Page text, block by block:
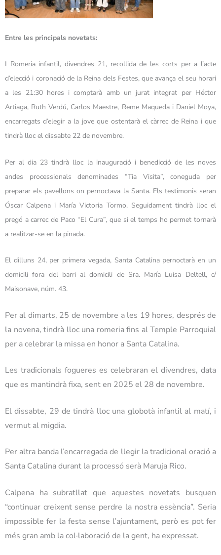
Entre les principals novetats:
I Romeria infantil, divendres 21, recollida de les corts per a l’acte
d’elecció i coronació de la Reina dels Festes, que avança el seu horari
a les 21:30 hores i comptarà amb un jurat integrat per Héctor
Artiaga, Ruth Verdú, Carlos Maestre, Reme Maqueda i Daniel Moya,
encarregats d’elegir a la jove que ostentarà el càrrec de Reina i que
tindrà lloc el dissabte 22 de novembre.
Per al dia 23 tindrà lloc la inauguració i benedicció de les noves
andes processionals denominades “Tia Visita”, coneguda per
preparar els pavellons on pernoctava la Santa. Els testimonis seran
Óscar Calpena i María Victoria Tormo. Seguidament tindrà lloc el
pregó a carrec de Paco “El Cura”, que si el temps ho permet tornarà
a realitzar-se en la pinada.
El dilluns 24, per primera vegada, Santa Catalina pernoctarà en un
domicili fora del barri al domicili de Sra. María Luisa Deltell, c/
Maisonave, núm. 43.
Per al dimarts, 25 de novembre a les 19 hores, després de
la novena, tindrà lloc una romeria fins al Temple Parroquial
per a celebrar la missa en honor a Santa Catalina.
Les tradicionals fogueres es celebraran el divendres, data
que es mantindrà fixa, sent en 2025 el 28 de novembre.
El dissabte, 29 de tindrà lloc una globotà infantil al matí, i
vermut al migdia.
Per altra banda l’encarregada de llegir la tradicional oració a
Santa Catalina durant la processó serà Maruja Rico.
Calpena ha subratllat que aquestes novetats busquen
“continuar creixent sense perdre la nostra essència”. Seria
impossible fer la festa sense l’ajuntament, però es pot fer
més gran amb la col·laboració de la gent, ha expressat.